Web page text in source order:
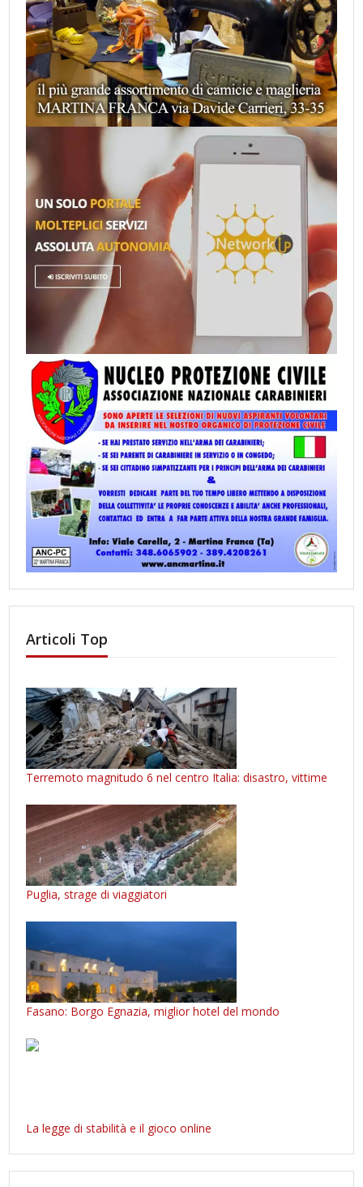
Articoli Top
Terremoto magnitudo 6 nel centro Italia: disastro, vittime
Puglia, strage di viaggiatori
Fasano: Borgo Egnazia, miglior hotel del mondo
La legge di stabilità e il gioco online